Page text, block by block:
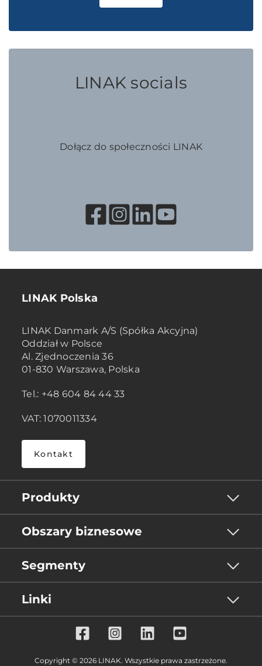
LINAK socials
Dołącz do społeczności LINAK
LINAK Polska
LINAK Danmark A/S (Spółka Akcyjna)
Oddział w Polsce
Al. Zjednoczenia 36
01-830 Warszawa, Polska
Tel.: +48 604 84 44 33
VAT: 1070011334
Kontakt
Produkty
Obszary biznesowe
Segmenty
Linki
Copyright © 2026 LINAK. Wszystkie prawa zastrzeżone.